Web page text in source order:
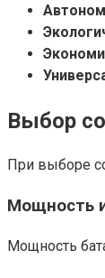
Выбор
При выборе
Мощность
Мощность